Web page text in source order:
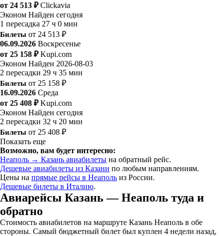
от 24 513 ₽ Clickavia
Эконом Найден сегодня
1 пересадка 27 ч 0 мин
Билеты от 24 513 ₽
06.09.2026 Воскресенье
от 25 158 ₽ Kupi.com
Эконом Найден 2026-08-03
2 пересадки 29 ч 35 мин
Билеты от 25 158 ₽
16.09.2026 Среда
от 25 408 ₽ Kupi.com
Эконом Найден сегодня
2 пересадки 32 ч 20 мин
Билеты от 25 408 ₽
Показать еще
Возможно, вам будет интересно:
Неаполь → Казань авиабилеты на обратный рейс.
Дешевые авиабилеты из Казани по любым направлениям.
Цены на прямые рейсы в Неаполь из России.
Дешевые билеты в Италию.
Авиарейсы Казань — Неаполь туда и
обратно
Стоимость авиабилетов на маршруте Казань Неаполь в обе
стороны. Самый бюджетный билет был куплен 4 недели назад,